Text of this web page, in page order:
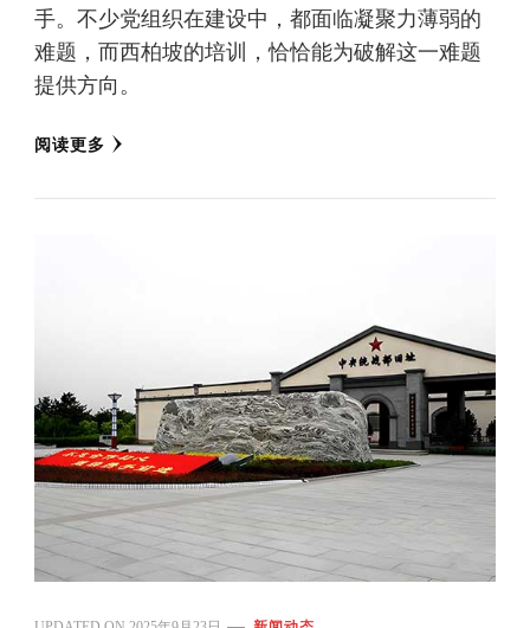
手。不少党组织在建设中，都面临凝聚力薄弱的
难题，而西柏坡的培训，恰恰能为破解这一难题
提供方向。
阅读更多